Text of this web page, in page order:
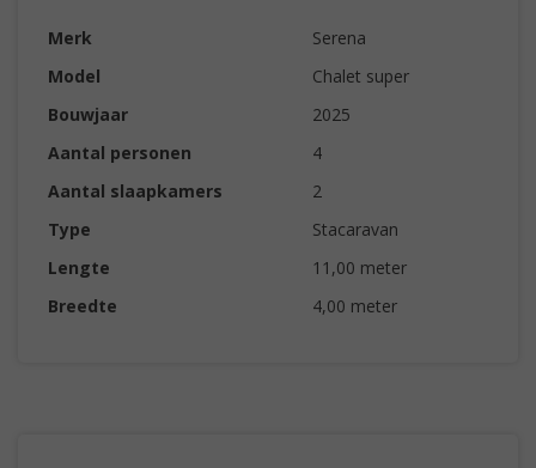
Merk
Serena
Model
Chalet super
Bouwjaar
2025
Aantal personen
4
Aantal slaapkamers
2
Type
Stacaravan
Lengte
11,00 meter
Breedte
4,00 meter